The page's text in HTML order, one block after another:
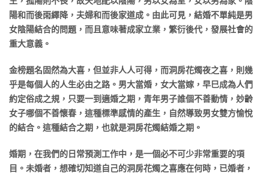
陽和而後雨繹降，夫婦和而後家道成。由此可見，結婚不單純是男
女陰陽結合的問題，而且意味著成家立業，繁衍後代，發展社會的
重大意義。
金榜題名固然為大喜，但並非人人可得，而洞房花燭夜之喜，則幾
乎是每個人的人生必由之路。男大當婚，女大當嫁，早巳成為人們
約定俗成之規，只要一到適婚之期，青年男子誰個不善動情，妙齡
女子哪個不善懷春，這種標準感情的產生，自然導致男女雙方愉悅
的結合。這種結合之期，也就是洞房花燭結婚之期。
婚期，在我們的日常預測工作中，是一個必不可少非常重要的項
目。未婚者，想確切知道自己的洞房花燭之喜應在何時，已婚者，